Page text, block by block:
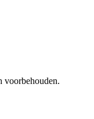
voorbehouden.